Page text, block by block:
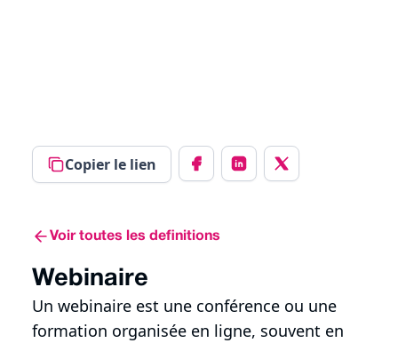
Copier le lien
Voir toutes les definitions
Webinaire
Un webinaire est une conférence ou une
formation organisée en ligne, souvent en